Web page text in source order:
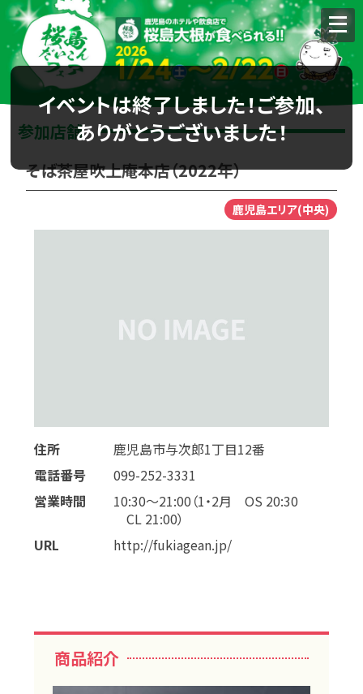
イベントは終了しました！ご参加、
ありがとうございました！
参加店舗
そば茶屋吹上庵本店（2022年）
鹿児島エリア(中央)
住所
鹿児島市与次郎1丁目12番
電話番号
099-252-3331
営業時間
10:30～21:00（1・2月 OS 20:30
CL 21:00）
URL
http://fukiagean.jp/
商品紹介